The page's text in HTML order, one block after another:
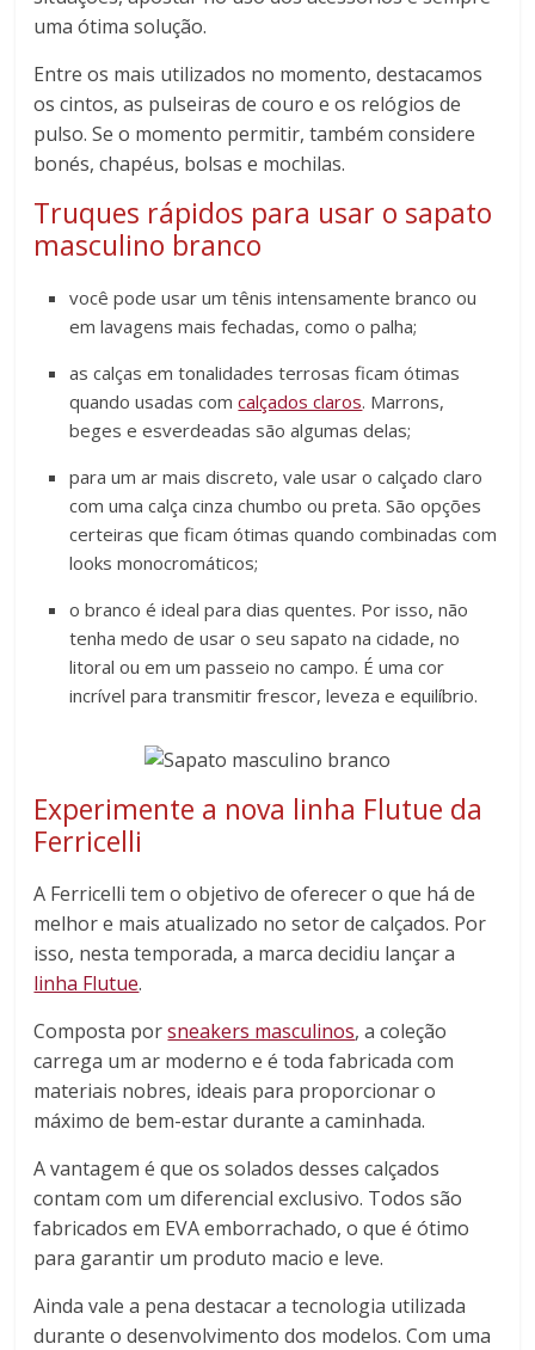
uma ótima solução.
Entre os mais utilizados no momento, destacamos
os cintos, as pulseiras de couro e os relógios de
pulso. Se o momento permitir, também considere
bonés, chapéus, bolsas e mochilas.
Truques rápidos para usar o sapato
masculino branco
você pode usar um tênis intensamente branco ou
em lavagens mais fechadas, como o palha;
as calças em tonalidades terrosas ficam ótimas
quando usadas comcalçados claros. Marrons,
beges e esverdeadas são algumas delas;
para um ar mais discreto, vale usar o calçado claro
com uma calça cinza chumbo ou preta. São opções
certeiras que ficam ótimas quando combinadas com
looks monocromáticos;
o branco é ideal para dias quentes. Por isso, não
tenha medo de usar o seu sapato na cidade, no
litoral ou em um passeio no campo. É uma cor
incrível para transmitir frescor, leveza e equilíbrio.
Experimente a nova linha Flutue da
Ferricelli
A Ferricelli tem o objetivo de oferecer o que há de
melhor e mais atualizado no setor de calçados. Por
isso, nesta temporada, a marca decidiu lançar a
linha Flutue.
Composta porsneakers masculinos, a coleção
carrega um ar moderno e é toda fabricada com
materiais nobres, ideais para proporcionar o
máximo de bem-estar durante a caminhada.
A vantagem é que os solados desses calçados
contam com um diferencial exclusivo. Todos são
fabricados em EVA emborrachado, o que é ótimo
para garantir um produto macio e leve.
Ainda vale a pena destacar a tecnologia utilizada
durante o desenvolvimento dos modelos. Com uma